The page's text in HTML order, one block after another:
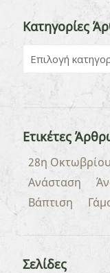
Κατηγορίες
Ετικέτες
28η Οκτωβρίου
Ανάσταση
Βάπτιση
Σελίδες